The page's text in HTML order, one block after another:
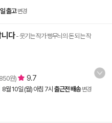
출고 변경
다- 웃기는 작가 빵무늬의 돈 되는 작
원) 9.7
8월 10일 (월) 아침 7시 출근전 배송 변경